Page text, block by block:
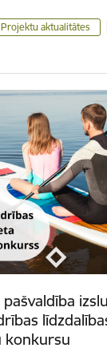
Projektu aktualitātes
konkursu